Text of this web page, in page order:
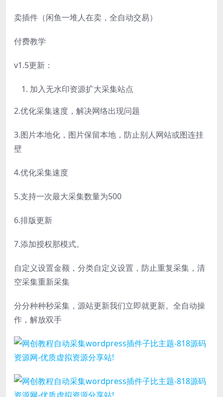
卖插件（闲鱼一堆人在卖，全自动交易）
付费教学
v1.5更新：
加入无水印资源扩大采集站点
2.优化采集速度，解决网络出现问题
3.图片本地化，图片保留本地，防止别人网站或图连挂
壁
4.优化采集速度
5.支持一次最大采集数量为500
6.排版更新
7.添加授权那模式。
自定义设置金额，分类自定义设置，防止重复采集，清
空采集重新采集
分分种种秒采集，源站更新我们立即就更新。全自动操
作，解放双手